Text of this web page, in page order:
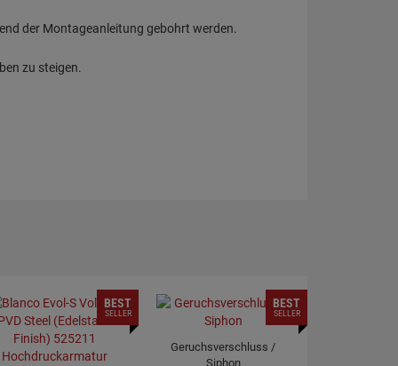
der Montageanleitung gebohrt werden.
zu steigen.
BEST
SELLER
Geruchsverschluss /
Siphon
BEST
SELLER